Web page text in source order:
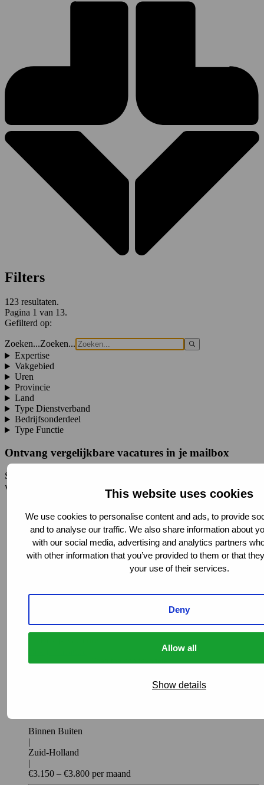
This website uses cookies
We use cookies to personalise content and ads, to provide
and to analyse our traffic. We also share information about
with our social media, advertising and analytics partners
with other information that you’ve provided to them or that
your use of their services.
Deny
Allow all
Show details
Filters
123 resultaten.
Pagina 1 van 13.
Gefilterd op:
Zoeken...Zoeken...
Expertise
Vakgebied
Uren
Provincie
Land
Type Dienstverband
Bedrijfsonderdeel
Type Functie
Ontvang vergelijkbare vacatures in je mailbox
Schrijf je in voor de Strukton Jobalert en ontvang wekelijks nieuwe
vacatures in je mailbox.
Vacature
(Aankomend) Uitvoerder Realisatie &
Onderhoud - Landelijk - Strukton
Buiten
Binnen Buiten
|
Zuid-Holland
|
€3.150 – €3.800 per maand